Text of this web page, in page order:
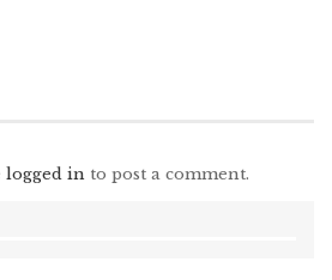
logged in to post a comment.